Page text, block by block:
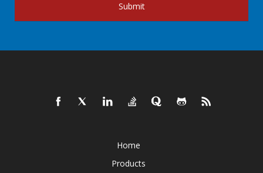
Submit
Home
Products